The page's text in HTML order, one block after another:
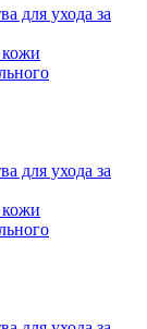
для ухода за
для ухода за